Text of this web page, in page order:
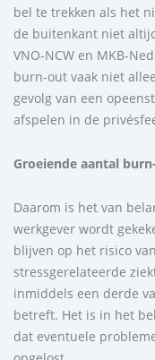
bel te trekken als het
de buitenkant niet
VNO-NCW en MKB-
burn-out vaak niet
gevolg van een
afspelen in de
Groeiende aantal
Daarom is het van
werkgever wordt
blijven op het risico
stressgerelateerde
inmiddels een derde
betreft. Het is in het
dat eventuele